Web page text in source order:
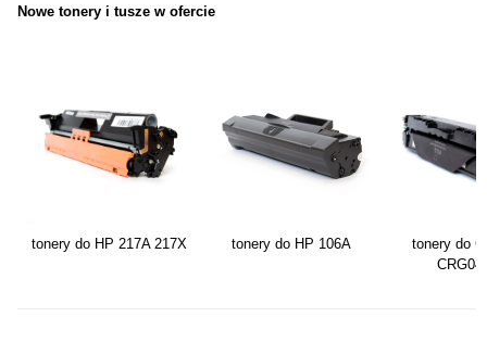
Nowe tonery i tusze w ofercie
tonery do HP 217A 217X tonery do HP 106A
tonery do